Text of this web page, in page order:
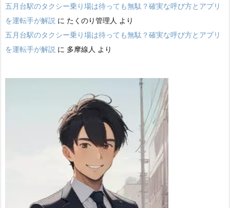
五月台駅のタクシー乗り場は待っても無駄？確実な呼び方とアプリ
を運転手が解説 に たくのり管理人 より
五月台駅のタクシー乗り場は待っても無駄？確実な呼び方とアプリ
を運転手が解説 に 多摩線人 より